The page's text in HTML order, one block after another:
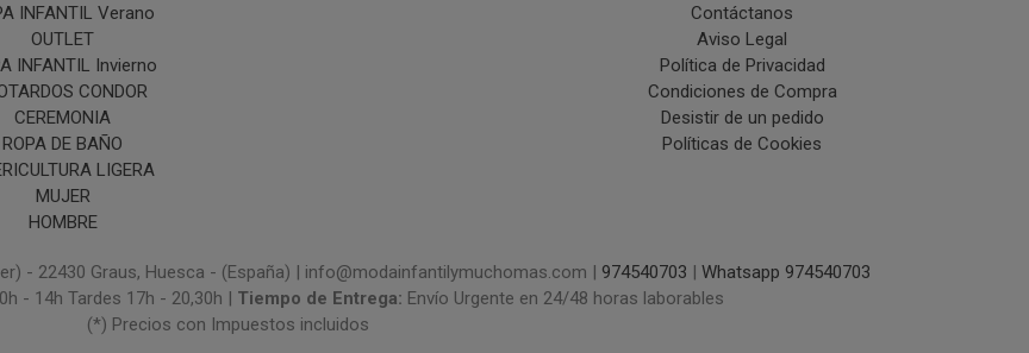
INFANTIL Verano
OUTLET
INFANTIL Invierno
CONDOR
CEREMONIA
ROPA DE BAÑO
LIGERA
MUJER
HOMBRE
Contáctanos
Aviso Legal
Política de Privacidad
Condiciones de Compra
Desistir de un pedido
Políticas de Cookies
- 22430 Graus, Huesca - (España) | info@modainfantilymuchomas.com | 974540703 | Whatsapp 974540703
- 14h Tardes 17h - 20,30h | Tiempo de Entrega: Envío Urgente en 24/48 horas laborables
(*) Precios con Impuestos incluidos